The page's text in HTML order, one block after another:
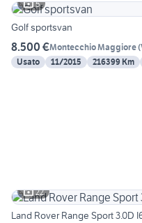
5
Golf sportsvan
8.500 €Montecchio Maggiore(
Usato
11/2015 216399 Km
22
Land Rover Range Sport 3.0D